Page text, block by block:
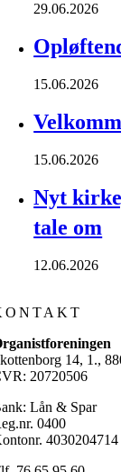
29.06.2026
15.06.2026
15.06.2026
Nyt
tale om
12.06.2026
14, 1.,
20720506
Lån & Spar
0400
4030204714